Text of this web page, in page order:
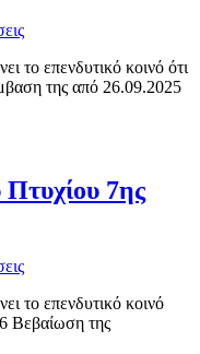
επενδυτικό κοινό ότι
της από 26.09.2025
7ης
το επενδυτικό κοινό
Βεβαίωση της